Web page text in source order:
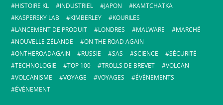
HISTOIRE KL
INDUSTRIEL JAPON
KAMTCHATKA
KASPERSKY LAB
KIMBERLEY
KOURILES
LANCEMENT DE PRODUIT
LONDRES MALWARE
MARCHÉ
NOUVELLE-ZÉLANDE
ON THE ROAD AGAIN
ONTHEROADAGAIN
RUSSIE SAS SCIENCE
SÉCURITÉ
TECHNOLOGIE
TOP 100 TROLLS DE BREVET
VOLCAN
VOLCANISME
VOYAGE VOYAGES
ÉVÈNEMENTS
ÉVÉNEMENT